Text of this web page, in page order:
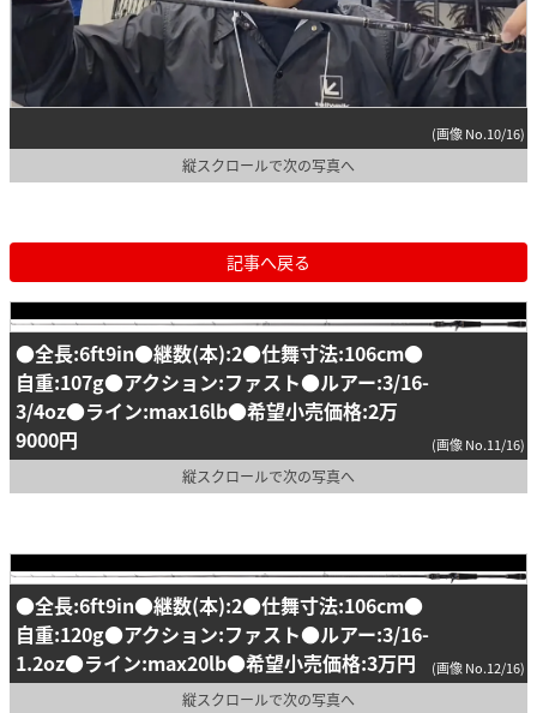
(画像 No.10/16)
縦スクロールで次の写真へ
記事へ戻る
●全長:6ft9in●継数(本):2●仕舞寸法:106cm●
自重:107g●アクション:ファスト●ルアー:3/16-
3/4oz●ライン:max16lb●希望小売価格:2万
9000円
(画像 No.11/16)
縦スクロールで次の写真へ
●全長:6ft9in●継数(本):2●仕舞寸法:106cm●
自重:120g●アクション:ファスト●ルアー:3/16-
1.2oz●ライン:max20lb●希望小売価格:3万円
(画像 No.12/16)
縦スクロールで次の写真へ